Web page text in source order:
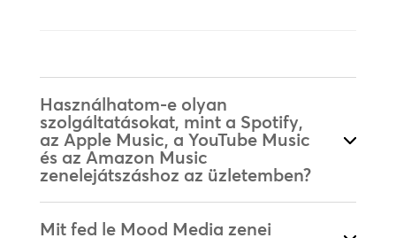
Használhatom-e olyan
szolgáltatásokat, mint a Spotify,
az Apple Music, a YouTube Music
és az Amazon Music
zenelejátszáshoz az üzletemben?
Mit fed le Mood Media zenei